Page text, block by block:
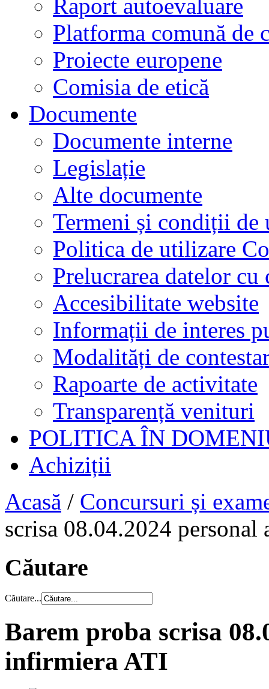
Raport autoevaluare
Platforma comună de
Proiecte europene
Comisia de etică
Documente
Documente interne
Legislație
Alte documente
Termeni și condiții de
Politica de utilizare
Prelucrarea datelor cu
Accesibilitate website
Informații de interes
Modalități de
Rapoarte de activitate
Transparență venituri
POLITICA ÎN
Achiziții
Acasă / Concursuri și
scrisa 08.04.2024
Căutare
Căutare...
Barem proba scrisa
infirmiera ATI